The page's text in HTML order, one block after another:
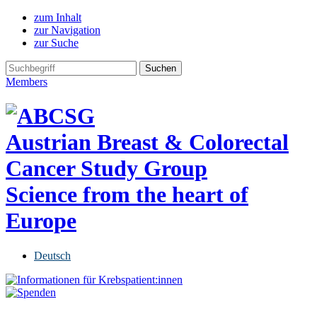
zum Inhalt
zur Navigation
zur Suche
Members
Austrian Breast & Colorectal
Cancer Study Group
Science from the heart of
Europe
Deutsch